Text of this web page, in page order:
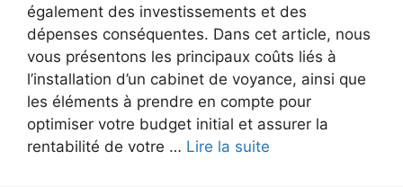
également des investissements et des
dépenses conséquentes. Dans cet article, nous
vous présentons les principaux coûts liés à
l’installation d’un cabinet de voyance, ainsi que
les éléments à prendre en compte pour
optimiser votre budget initial et assurer la
rentabilité de votre … Lire la suite